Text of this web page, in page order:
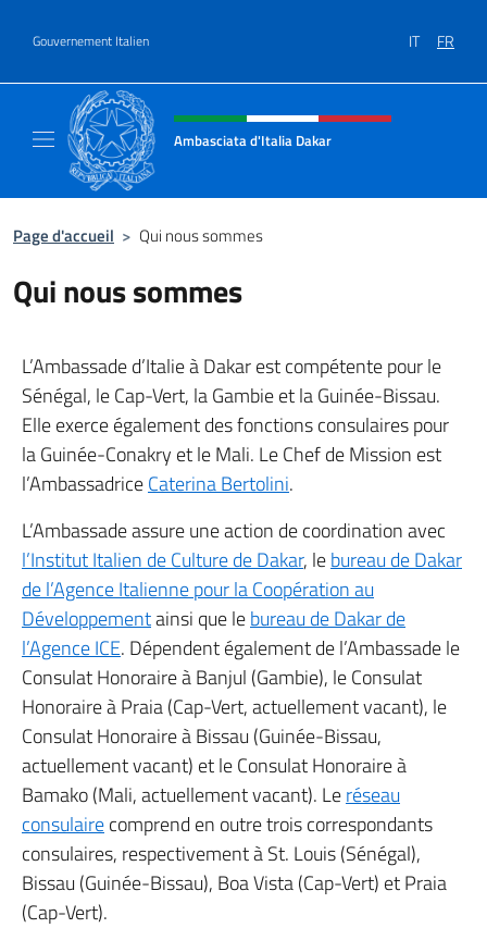
Gouvernement Italien IT FR
Site Web, social et en-tête de
Ambasciata d'Italia Dakar
Page d'accueil > Qui nous sommes
Qui nous sommes
L’Ambassade d’Italie à Dakar est compétente pour le
Sénégal, le Cap-Vert, la Gambie et la Guinée-Bissau.
Elle exerce également des fonctions consulaires pour
la Guinée-Conakry et le Mali. Le Chef de Mission est
l’AmbassadriceCaterina Bertolini.
L’Ambassade assure une action de coordination avec
l’Institut Italien de Culture de Dakar, lebureau de Dakar
de l’Agence Italienne pour la Coopération au
Développementainsi que lebureau de Dakar de
l’Agence ICE. Dépendent également de l’Ambassade le
Consulat Honoraire à Banjul (Gambie), le Consulat
Honoraire à Praia (Cap-Vert, actuellement vacant), le
Consulat Honoraire à Bissau (Guinée-Bissau,
actuellement vacant) et le Consulat Honoraire à
Bamako (Mali, actuellement vacant). Leréseau
consulairecomprend en outre trois correspondants
consulaires, respectivement à St. Louis (Sénégal),
Bissau (Guinée-Bissau), Boa Vista (Cap-Vert) et Praia
(Cap-Vert).